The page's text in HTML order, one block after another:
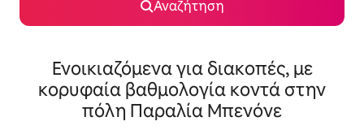
Αναζήτηση
Ενοικιαζόμενα για διακοπές, με
κορυφαία βαθμολογία κοντά στην
πόλη Παραλία Μπενόνε